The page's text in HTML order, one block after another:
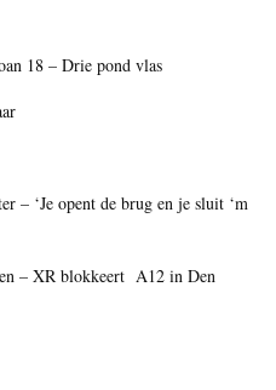
18 – Drie pond vlas
– ‘Je opent de brug en je sluit ‘m
– XR blokkeert A12 in Den